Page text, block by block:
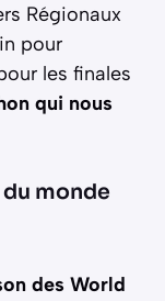
Régionaux
pour
les finales
qui nous
du monde
des World